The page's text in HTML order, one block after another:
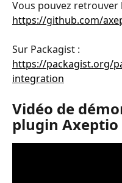
Vous pouvez retrouver
https://github.com/
Sur Packagist :
https://packagist.org/
integration
Vidéo de
plugin